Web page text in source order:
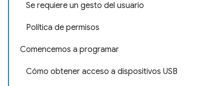
Se requiere un gesto del usuario
Política de permisos
Comencemos a programar
Cómo obtener acceso a dispositivos USB